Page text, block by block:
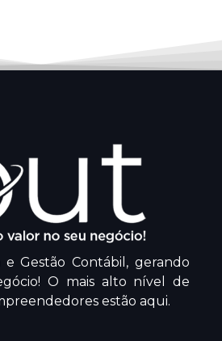
Gestão Contábil, gerando
O mais alto nível de
estão aqui.